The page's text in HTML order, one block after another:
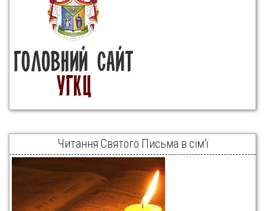
Читання Святого Письма в сім’ї